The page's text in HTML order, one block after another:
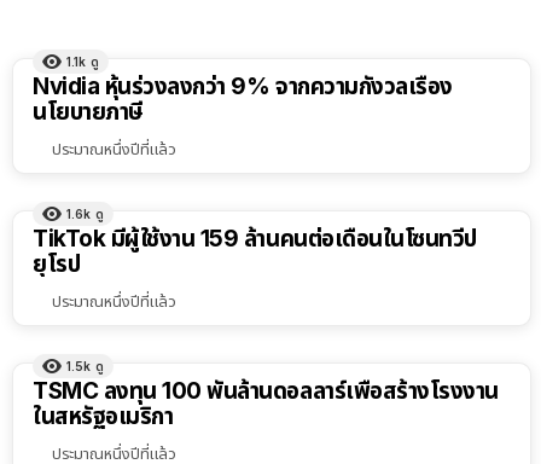
1.1k ดู
Nvidia หุ้นร่วงลงกว่า 9% จากความกังวลเรื่อง
นโยบายภาษี
ประมาณหนึ่งปีที่แล้ว
1.6k ดู
TikTok มีผู้ใช้งาน 159 ล้านคนต่อเดือนในโซนทวีป
ยุโรป
ประมาณหนึ่งปีที่แล้ว
1.5k ดู
TSMC ลงทุน 100 พันล้านดอลลาร์เพื่อสร้างโรงงาน
ในสหรัฐอเมริกา
ประมาณหนึ่งปีที่แล้ว